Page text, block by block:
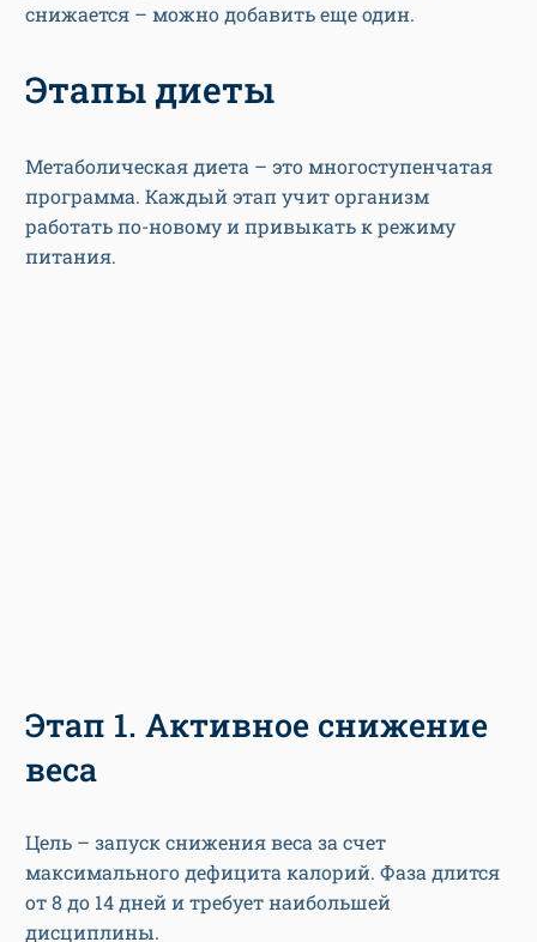
снижается – можно добавить еще один.
Этапы диеты
Метаболическая диета – это многоступенчатая
программа. Каждый этап учит организм
работать по-новому и привыкать к режиму
питания.
Этап 1. Активное снижение
веса
Цель – запуск снижения веса за счет
максимального дефицита калорий. Фаза длится
от 8 до 14 дней и требует наибольшей
дисциплины.